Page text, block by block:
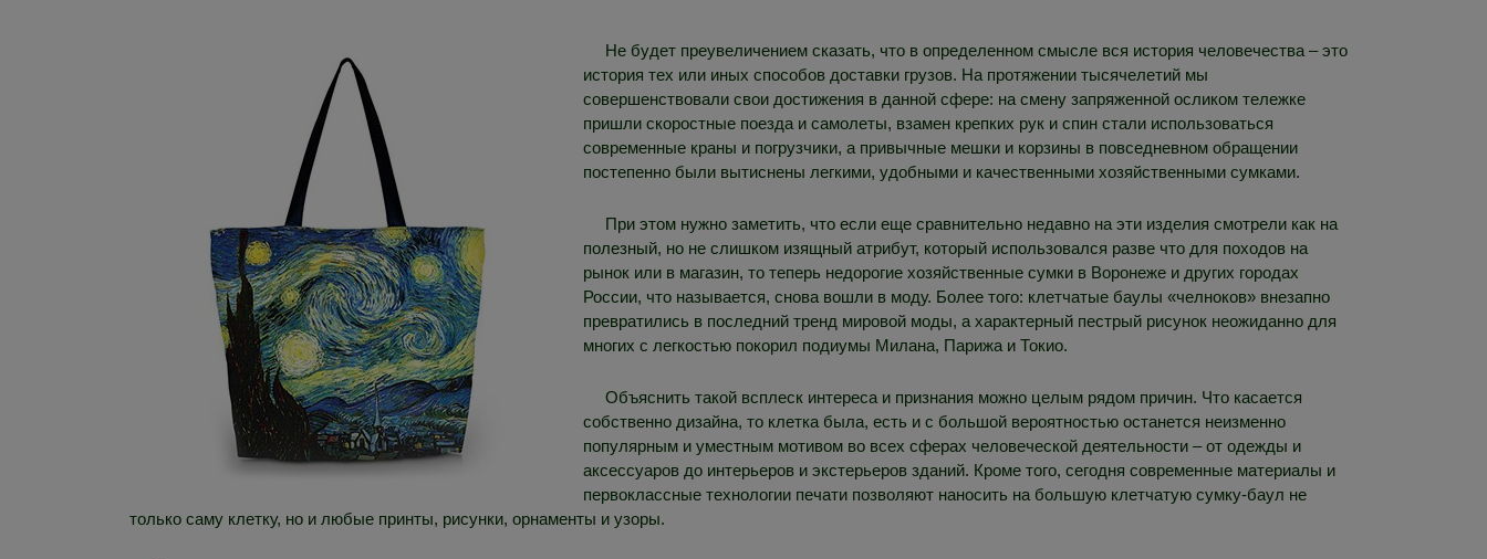
Не будет преувеличением сказать, что в определенном смысле вся история человечества – это
история тех или иных способов доставки грузов. На протяжении тысячелетий мы
совершенствовали свои достижения в данной сфере: на смену запряженной осликом тележке
пришли скоростные поезда и самолеты, взамен крепких рук и спин стали использоваться
современные краны и погрузчики, а привычные мешки и корзины в повседневном обращении
постепенно были вытиснены легкими, удобными и качественными хозяйственными сумками.
При этом нужно заметить, что если еще сравнительно недавно на эти изделия смотрели как на
полезный, но не слишком изящный атрибут, который использовался разве что для походов на
рынок или в магазин, то теперь недорогие хозяйственные сумки в Воронеже и других городах
России, что называется, снова вошли в моду. Более того: клетчатые баулы «челноков» внезапно
превратились в последний тренд мировой моды, а характерный пестрый рисунок неожиданно для
многих с легкостью покорил подиумы Милана, Парижа и Токио.
Объяснить такой всплеск интереса и признания можно целым рядом причин. Что касается
собственно дизайна, то клетка была, есть и с большой вероятностью останется неизменно
популярным и уместным мотивом во всех сферах человеческой деятельности – от одежды и
аксессуаров до интерьеров и экстерьеров зданий. Кроме того, сегодня современные материалы и
первоклассные технологии печати позволяют наносить на большую клетчатую сумку-баул не
только саму клетку, но и любые принты, рисунки, орнаменты и узоры.